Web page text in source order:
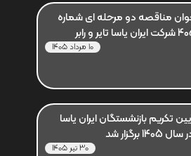
مناقصه دو مرحله ای شماره
10 مرداد 1405
تکریم بازنشستگان ایران یاسا
برگزار شد
30 تیر 1405